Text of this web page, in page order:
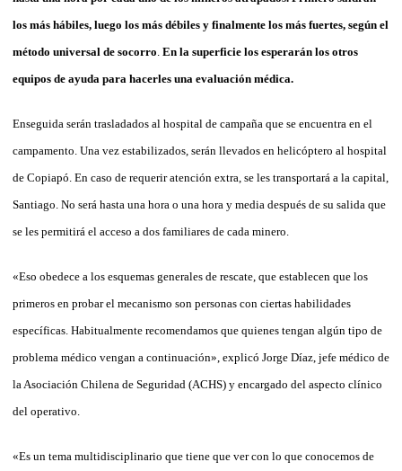
los más hábiles, luego los más débiles y finalmente los más fuertes, según el
método universal de socorro En la superficie los esperarán los otros
equipos de ayuda para hacerles una evaluación médica.
Enseguida serán trasladados al hospital de campaña que se encuentra en el
campamento. Una vez estabilizados, serán llevados en helicóptero al hospital
de Copiapó. En caso de requerir atención extra, se les transportará a la capital,
Santiago. No será hasta una hora o una hora y media después de su salida que
se les permitirá el acceso a dos familiares de cada minero.
«Eso obedece a los esquemas generales de rescate, que establecen que los
primeros en probar el mecanismo son personas con ciertas habilidades
específicas. Habitualmente recomendamos que quienes tengan algún tipo de
problema médico vengan a continuación», explicó Jorge Díaz, jefe médico de
la Asociación Chilena de Seguridad (ACHS) y encargado del aspecto clínico
del operativo.
«Es un tema multidisciplinario que tiene que ver con lo que conocemos de